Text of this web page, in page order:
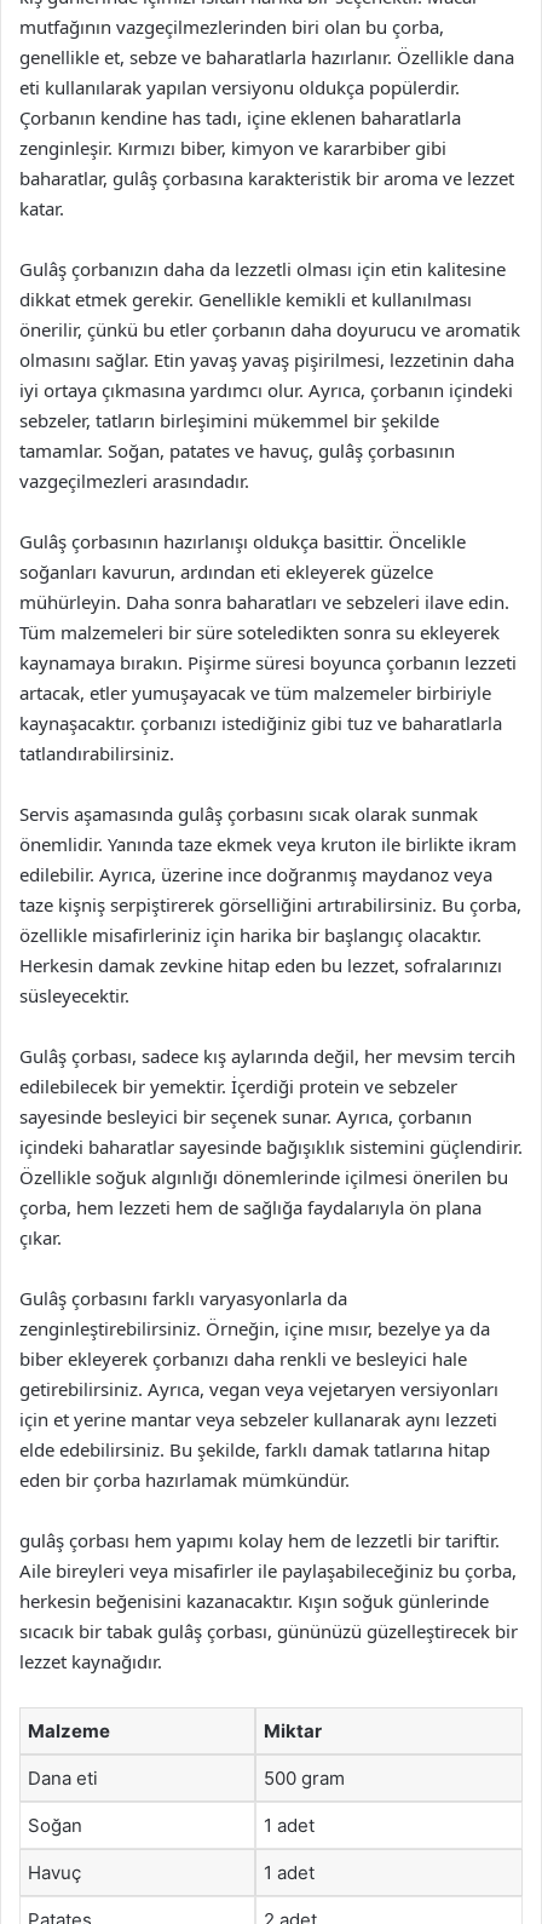
mutfağının vazgeçilmezlerinden biri olan bu çorba,
genellikle et, sebze ve baharatlarla hazırlanır. Özellikle dana
eti kullanılarak yapılan versiyonu oldukça popülerdir.
Çorbanın kendine has tadı, içine eklenen baharatlarla
zenginleşir. Kırmızı biber, kimyon ve kararbiber gibi
baharatlar, gulâş çorbasına karakteristik bir aroma ve lezzet
katar.
Gulâş çorbanızın daha da lezzetli olması için etin kalitesine
dikkat etmek gerekir. Genellikle kemikli et kullanılması
önerilir, çünkü bu etler çorbanın daha doyurucu ve aromatik
olmasını sağlar. Etin yavaş yavaş pişirilmesi, lezzetinin daha
iyi ortaya çıkmasına yardımcı olur. Ayrıca, çorbanın içindeki
sebzeler, tatların birleşimini mükemmel bir şekilde
tamamlar. Soğan, patates ve havuç, gulâş çorbasının
vazgeçilmezleri arasındadır.
Gulâş çorbasının hazırlanışı oldukça basittir. Öncelikle
soğanları kavurun, ardından eti ekleyerek güzelce
mühürleyin. Daha sonra baharatları ve sebzeleri ilave edin.
Tüm malzemeleri bir süre soteledikten sonra su ekleyerek
kaynamaya bırakın. Pişirme süresi boyunca çorbanın lezzeti
artacak, etler yumuşayacak ve tüm malzemeler birbiriyle
kaynaşacaktır. çorbanızı istediğiniz gibi tuz ve baharatlarla
tatlandırabilirsiniz.
Servis aşamasında gulâş çorbasını sıcak olarak sunmak
önemlidir. Yanında taze ekmek veya kruton ile birlikte ikram
edilebilir. Ayrıca, üzerine ince doğranmış maydanoz veya
taze kişniş serpiştirerek görselliğini artırabilirsiniz. Bu çorba,
özellikle misafirleriniz için harika bir başlangıç olacaktır.
Herkesin damak zevkine hitap eden bu lezzet, sofralarınızı
süsleyecektir.
Gulâş çorbası, sadece kış aylarında değil, her mevsim tercih
edilebilecek bir yemektir. İçerdiği protein ve sebzeler
sayesinde besleyici bir seçenek sunar. Ayrıca, çorbanın
içindeki baharatlar sayesinde bağışıklık sistemini güçlendirir.
Özellikle soğuk algınlığı dönemlerinde içilmesi önerilen bu
çorba, hem lezzeti hem de sağlığa faydalarıyla ön plana
çıkar.
Gulâş çorbasını farklı varyasyonlarla da
zenginleştirebilirsiniz. Örneğin, içine mısır, bezelye ya da
biber ekleyerek çorbanızı daha renkli ve besleyici hale
getirebilirsiniz. Ayrıca, vegan veya vejetaryen versiyonları
için et yerine mantar veya sebzeler kullanarak aynı lezzeti
elde edebilirsiniz. Bu şekilde, farklı damak tatlarına hitap
eden bir çorba hazırlamak mümkündür.
gulâş çorbası hem yapımı kolay hem de lezzetli bir tariftir.
Aile bireyleri veya misafirler ile paylaşabileceğiniz bu çorba,
herkesin beğenisini kazanacaktır. Kışın soğuk günlerinde
sıcacık bir tabak gulâş çorbası, gününüzü güzelleştirecek bir
lezzet kaynağıdır.
Malzeme Miktar
Dana eti 500 gram
Soğan 1 adet
Havuç 1 adet
Patates 2 adet